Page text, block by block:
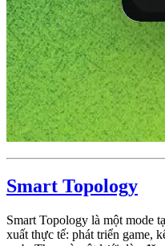
Smart Topology
Smart Topology là một mode
xuất thực tế: phát triển game,